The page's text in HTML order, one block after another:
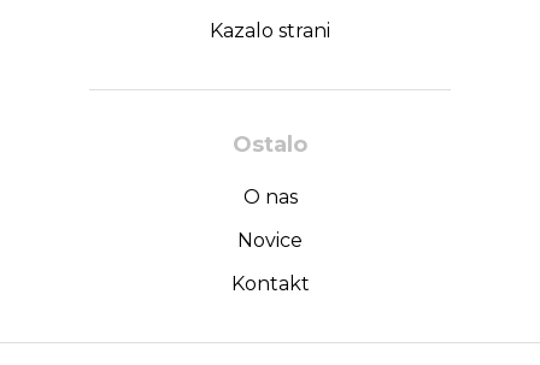
Kazalo strani
Ostalo
O nas
Novice
Kontakt